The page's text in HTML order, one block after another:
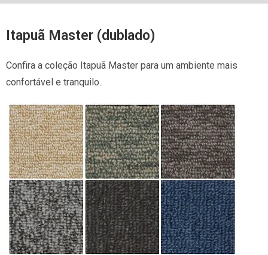
Itapuã Master (dublado)
Confira a coleção Itapuã Master para um ambiente mais
confortável e tranquilo.